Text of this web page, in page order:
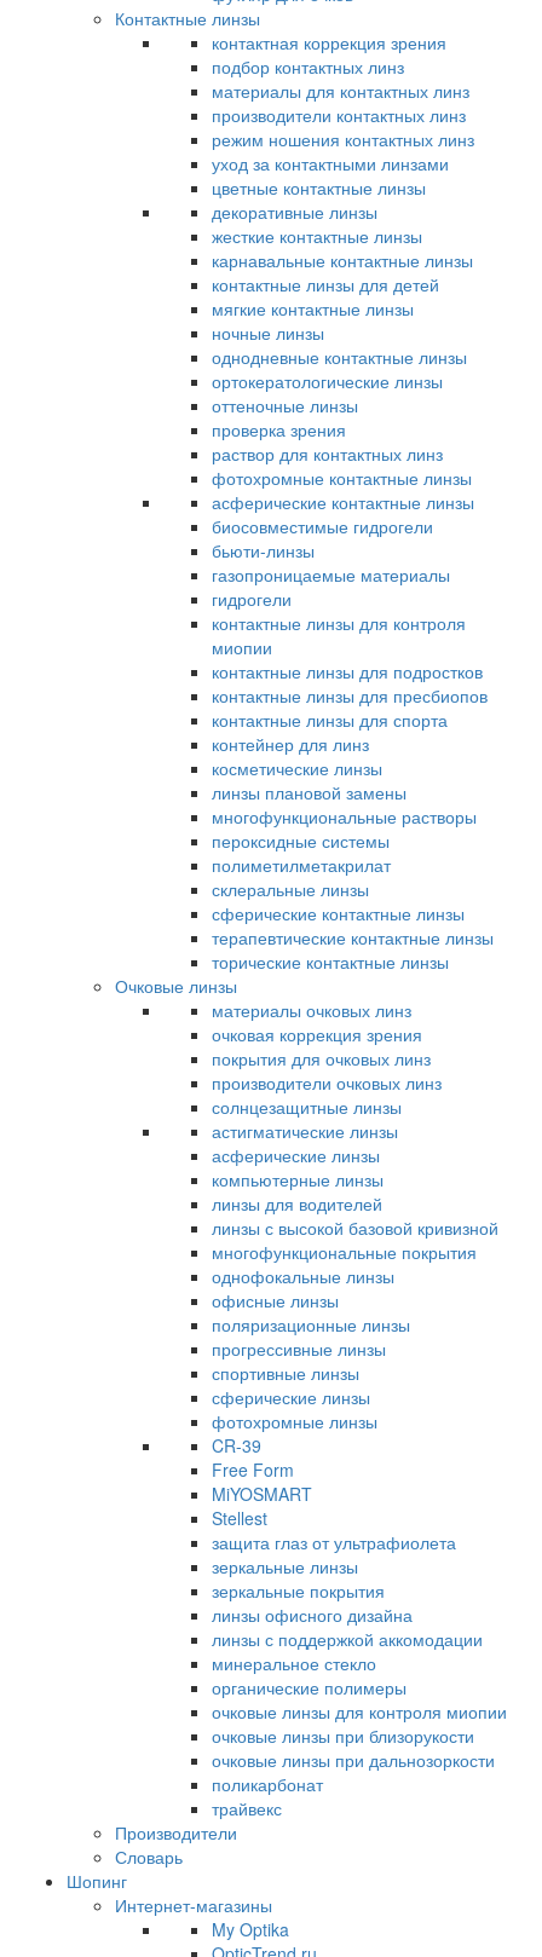
Контактные линзы
контактная коррекция зрения
подбор контактных линз
материалы для контактных линз
производители контактных линз
режим ношения контактных линз
уход за контактными линзами
цветные контактные линзы
декоративные линзы
жесткие контактные линзы
карнавальные контактные линзы
контактные линзы для детей
мягкие контактные линзы
ночные линзы
однодневные контактные линзы
ортокератологические линзы
оттеночные линзы
проверка зрения
раствор для контактных линз
фотохромные контактные линзы
асферические контактные линзы
биосовместимые гидрогели
бьюти-линзы
газопроницаемые материалы
гидрогели
контактные линзы для контроля
миопии
контактные линзы для подростков
контактные линзы для пресбиопов
контактные линзы для спорта
контейнер для линз
косметические линзы
линзы плановой замены
многофункциональные растворы
пероксидные системы
полиметилметакрилат
склеральные линзы
сферические контактные линзы
терапевтические контактные линзы
торические контактные линзы
Очковые линзы
материалы очковых линз
очковая коррекция зрения
покрытия для очковых линз
производители очковых линз
солнцезащитные линзы
астигматические линзы
асферические линзы
компьютерные линзы
линзы для водителей
линзы с высокой базовой кривизной
многофункциональные покрытия
однофокальные линзы
офисные линзы
поляризационные линзы
прогрессивные линзы
спортивные линзы
сферические линзы
фотохромные линзы
CR-39
Free Form
MiYOSMART
Stellest
защита глаз от ультрафиолета
зеркальные линзы
зеркальные покрытия
линзы офисного дизайна
линзы с поддержкой аккомодации
минеральное стекло
органические полимеры
очковые линзы для контроля миопии
очковые линзы при близорукости
очковые линзы при дальнозоркости
поликарбонат
трайвекс
Производители
Словарь
Шопинг
Интернет-магазины
My Optika